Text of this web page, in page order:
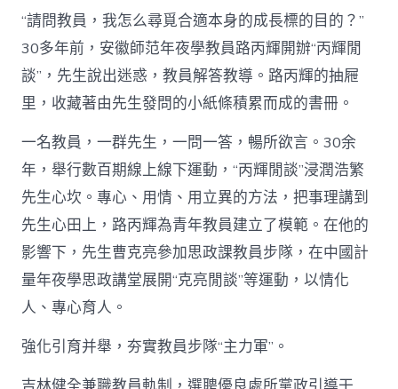
“請問教員，我怎么尋覓合適本身的成長標的目的？”
30多年前，安徽師范年夜學教員路丙輝開辦“丙輝閒
談”，先生說出迷惑，教員解答教導。路丙輝的抽屜
里，收藏著由先生發問的小紙條積累而成的書冊。
一名教員，一群先生，一問一答，暢所欲言。30余
年，舉行數百期線上線下運動，“丙輝閒談”浸潤浩繁
先生心坎。專心、用情、用立異的方法，把事理講到
先生心田上，路丙輝為青年教員建立了模範。在他的
影響下，先生曹克亮參加思政課教員步隊，在中國計
量年夜學思政講堂展開“克亮閒談”等運動，以情化
人、專心育人。
強化引育并舉，夯實教員步隊“主力軍”。